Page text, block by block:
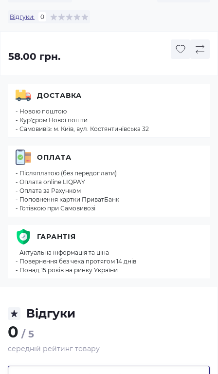
Відгуки: 0
58.00 грн.
Відгуки
0 / 5
середній рейтинг товару
ДОСТАВКА
- Новою поштою
- Кур'єром Нової пошти
- Самовивіз: м. Київ, вул. Костянтинівська 32
ОПЛАТА
- Післяплатою (без передоплати)
- Оплата online LIQPAY
- Оплата за Рахунком
- Поповнення картки ПриватБанк
- Готівкою при Самовивозі
ГАРАНТІЯ
- Актуальна інформація та ціна
- Повернення без чека протягом 14 днів
- Понад 15 років на ринку України